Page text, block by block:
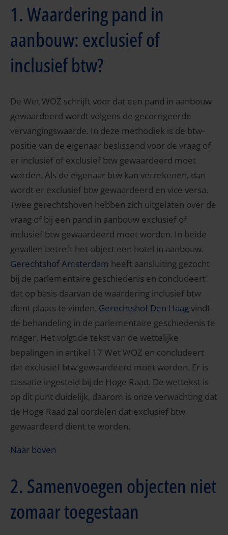
1. Waardering pand in
aanbouw: exclusief of
inclusief btw?
De Wet WOZ schrijft voor dat een pand in aanbouw
gewaardeerd wordt volgens de gecorrigeerde
vervangingswaarde. In deze methodiek is de btw-
positie van de eigenaar beslissend voor de vraag of
er inclusief of exclusief btw gewaardeerd moet
worden. Als de eigenaar btw kan verrekenen, dan
wordt er exclusief btw gewaardeerd en vice versa.
Twee gerechtshoven hebben zich uitgelaten over de
vraag of bij een pand in aanbouw exclusief of
inclusief btw gewaardeerd moet worden. In beide
gevallen betreft het object een hotel in aanbouw.
Gerechtshof Amsterdam heeft aansluiting gezocht
bij de parlementaire geschiedenis en concludeert
dat op basis daarvan de waardering inclusief btw
dient plaats te vinden. Gerechtshof Den Haagvindt
de behandeling in de parlementaire geschiedenis te
mager. Het volgt de tekst van de wettelijke
bepalingen in artikel 17 Wet WOZ en concludeert
dat exclusief btw gewaardeerd moet worden. Er is
cassatie ingesteld bij de Hoge Raad. De wettekst is
op dit punt duidelijk, daarom is onze verwachting dat
de Hoge Raad zal oordelen dat exclusief btw
gewaardeerd dient te worden.
Naar boven
2. Samenvoegen objecten niet
zomaar toegestaan